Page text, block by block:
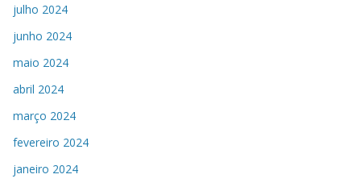
julho 2024
junho 2024
maio 2024
abril 2024
março 2024
fevereiro 2024
janeiro 2024